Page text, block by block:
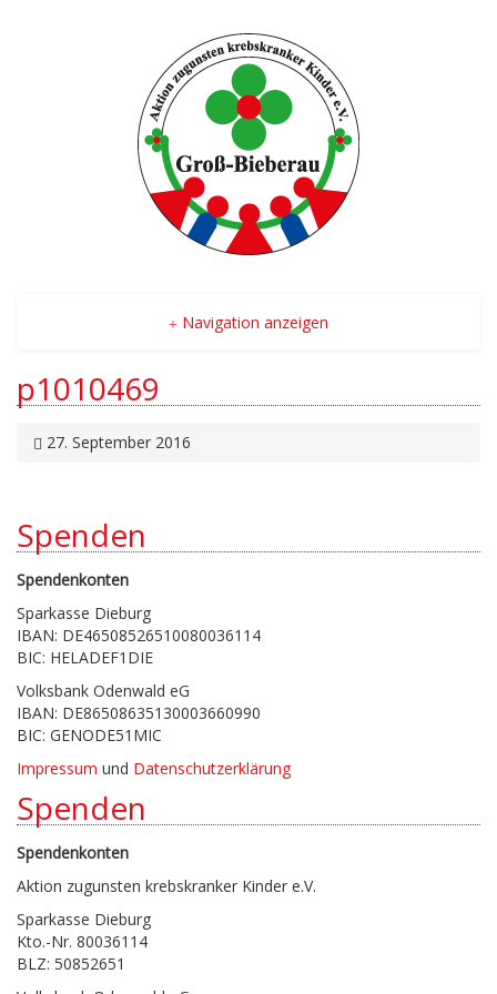
Navigation anzeigen
p1010469
27. September 2016
Spenden
Spendenkonten
Sparkasse Dieburg
IBAN: DE46508526510080036114
BIC: HELADEF1DIE
Volksbank Odenwald eG
IBAN: DE86508635130003660990
BIC: GENODE51MIC
Impressum und Datenschutzerklärung
Spenden
Spendenkonten
Aktion zugunsten krebskranker Kinder e.V.
Sparkasse Dieburg
Kto.-Nr. 80036114
BLZ: 50852651